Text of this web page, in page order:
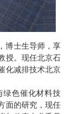
博士生导师，享
授。 现任北京石
化减排技术北京
绿色催化材料技
面的研究，现任